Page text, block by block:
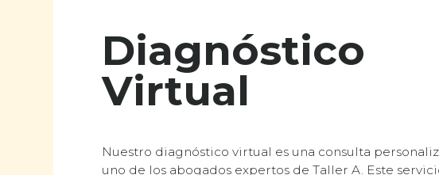
Diagnóstico
Virtual
Nuestro diagnóstico virtual es una consulta
uno de los abogados expertos de Taller A. Este